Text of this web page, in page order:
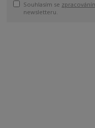
Souhlasím se
newsletteru.